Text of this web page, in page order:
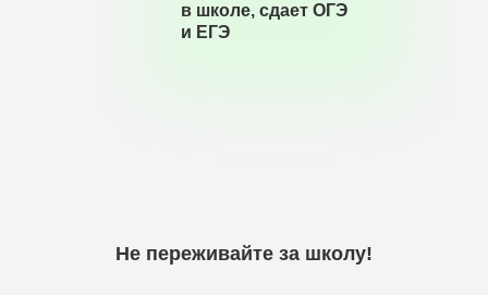
в школе, сдает ОГЭ
и ЕГЭ
Не переживайте за школу!